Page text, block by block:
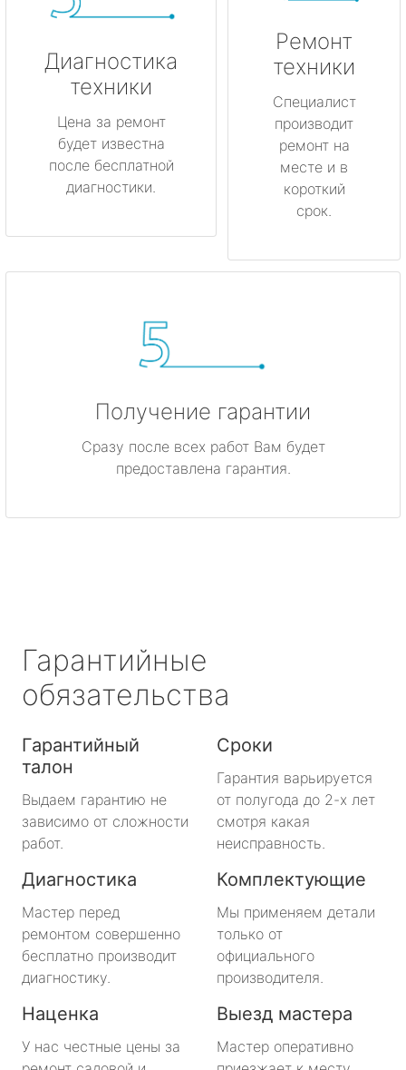
Диагностика
техники
Цена за ремонт
будет известна
после бесплатной
диагностики.
Ремонт
техники
Специалист
производит
ремонт на
месте и в
короткий
срок.
Получение гарантии
Сразу после всех работ Вам будет
предоставлена гарантия.
Гарантийные
обязательства
Гарантийный
талон
Выдаем гарантию не
зависимо от сложности
работ.
Сроки
Гарантия варьируется
от полугода до 2-х лет
смотря какая
неисправность.
Диагностика
Мастер перед
ремонтом совершенно
бесплатно производит
диагностику.
Комплектующие
Мы применяем детали
только от
официального
производителя.
Наценка
У нас честные цены за
Выезд мастера
Мастер оперативно